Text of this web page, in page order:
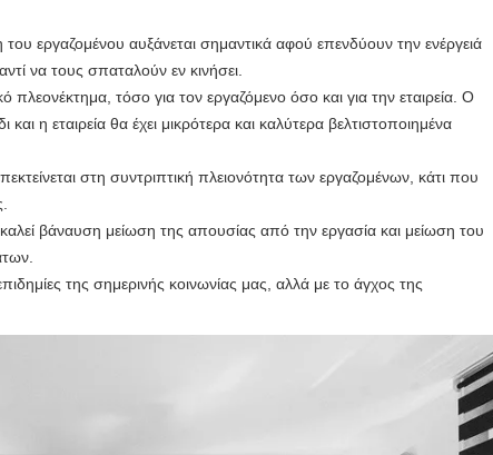
εργαζομένου αυξάνεται σημαντικά αφού επενδύουν την ενέργειά
να τους σπαταλούν εν κινήσει.
πλεονέκτημα, τόσο για τον εργαζόμενο όσο και για την εταιρεία. Ο
και η εταιρεία θα έχει μικρότερα και καλύτερα βελτιστοποιημένα
στη συντριπτική πλειονότητα των εργαζομένων, κάτι που
βάναυση μείωση της απουσίας από την εργασία και μείωση του
της σημερινής κοινωνίας μας, αλλά με το άγχος της